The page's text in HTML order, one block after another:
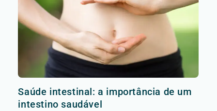
Saúde intestinal: a importância de um
intestino saudável